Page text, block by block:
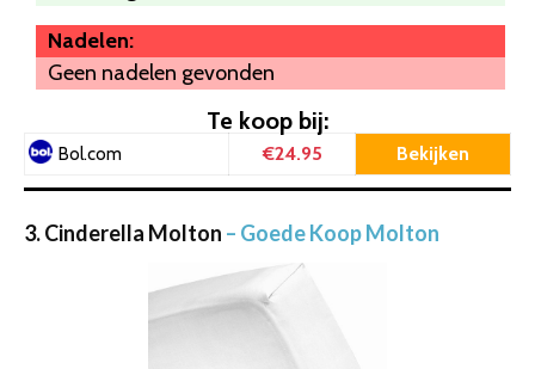
Nadelen:
Geen nadelen gevonden
Te koop bij:
Bol.com €24.95 Bekijken
3. Cinderella Molton – Goede Koop Molton